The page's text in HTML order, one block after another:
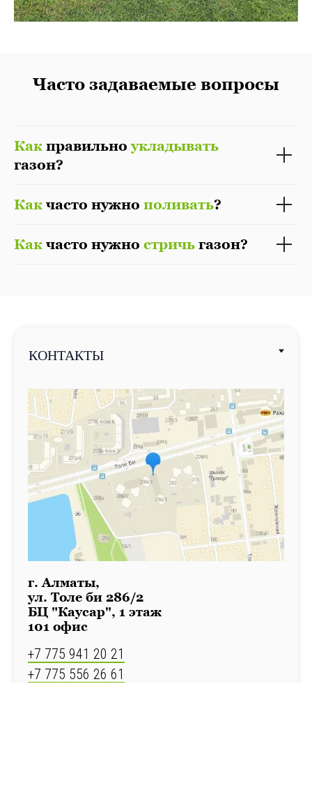
Часто задаваемые вопросы
Как правильноукладывать
газон?
Как часто нужно поливать?
Как часто нужно стричь газон?
г. Алматы,
ул. Толе би 286/2
БЦ "Каусар", 1 этаж
101 офис
+7 775 941 20 21
+7 775 556 26 61